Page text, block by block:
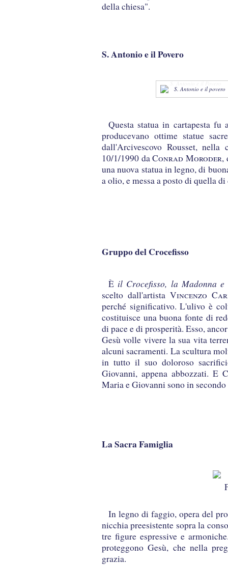
della chiesa".
S. Antonio e il Povero
S. Antonio e il Povero
Questa statua in cartapesta
producevano ottime statue
dall'Arcivescovo Rousset,
10/1/1990 daConrad Moroder,
una nuova statua in legno, di
a olio, e messa a posto di quella
Gruppo del Crocefisso
È il Crocefisso, la Madonna e
scelto dall'artista Vincenzo
perché significativo. L'ulivo è
costituisce una buona fonte di
di pace e di prosperità. Esso,
Gesù volle vivere la sua vita
alcuni sacramenti. La scultura
in tutto il suo doloroso
Giovanni, appena abbozzati. E
Maria e Giovanni sono in
La Sacra Famiglia
In legno di faggio, opera del
nicchia preesistente sopra la
tre figure espressive e
proteggono Gesù, che nella
grazia.